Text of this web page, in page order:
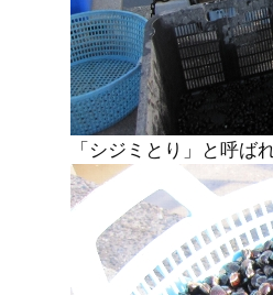
「シジミとり」と呼ば